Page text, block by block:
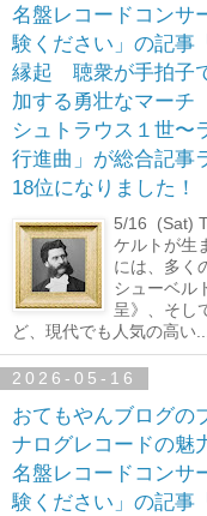
名盤レコードコンサ
験ください」の記事
縁起 聴衆が手拍子
加する勇壮なマーチ
シュトラウス１世〜
行進曲」が総合記事
18位になりました！
5/16 (Sat)
ケルトが生
には、多く
シューベル
呈》、そし
ど、現代でも人気の高い...
2026-05-16
おてもやんブログの
ナログレコードの魅
名盤レコードコンサ
験ください」の記事